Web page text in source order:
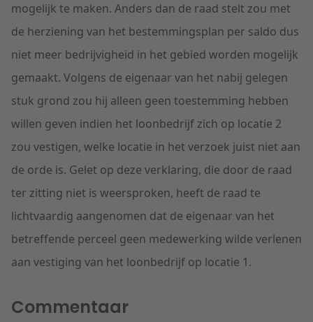
mogelijk te maken. Anders dan de raad stelt zou met
de herziening van het bestemmingsplan per saldo dus
niet meer bedrijvigheid in het gebied worden mogelijk
gemaakt. Volgens de eigenaar van het nabij gelegen
stuk grond zou hij alleen geen toestemming hebben
willen geven indien het loonbedrijf zich op locatie 2
zou vestigen, welke locatie in het verzoek juist niet aan
de orde is. Gelet op deze verklaring, die door de raad
ter zitting niet is weersproken, heeft de raad te
lichtvaardig aangenomen dat de eigenaar van het
betreffende perceel geen medewerking wilde verlenen
aan vestiging van het loonbedrijf op locatie 1.
Commentaar